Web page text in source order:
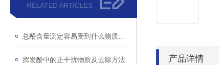
RELATED ARTICLES
挥发酚中的正干扰物质及去除方法 产品详情